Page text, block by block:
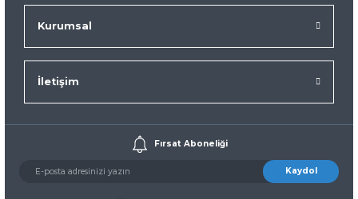
Kurumsal
İletişim
Fırsat Aboneliği
Kaydol